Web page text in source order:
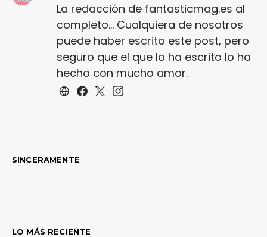
La redacción de fantasticmag.es al
completo... Cualquiera de nosotros
puede haber escrito este post, pero
seguro que el que lo ha escrito lo ha
hecho con mucho amor.
SINCERAMENTE
LO MÁS RECIENTE